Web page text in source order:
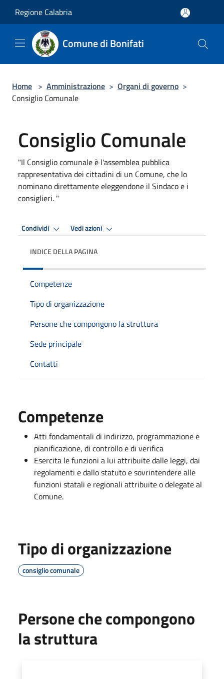
Regione Calabria
Comune di Bonifati
Home > Amministrazione > Organi di governo >
Consiglio Comunale
Consiglio Comunale
"Il Consiglio comunale è l'assemblea pubblica
rappresentativa dei cittadini di un Comune, che lo
nominano direttamente eleggendone il Sindaco e i
consiglieri. "
Condividi Vedi azioni
INDICE DELLA PAGINA
Competenze
Tipo di organizzazione
Persone che compongono la struttura
Sede principale
Contatti
Competenze
Atti fondamentali di indirizzo, programmazione e
pianificazione, di controllo e di verifica
Esercita le funzioni a lui attribuite dalle leggi, dai
regolamenti e dallo statuto e sovrintendere alle
funzioni statali e regionali attribuite o delegate al
Comune.
Tipo di organizzazione
consiglio comunale
Persone che compongono
la struttura